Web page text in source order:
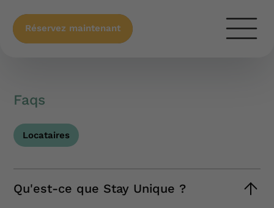
Réservez maintenant
Faqs
Locataires
Qu'est-ce que Stay Unique ?